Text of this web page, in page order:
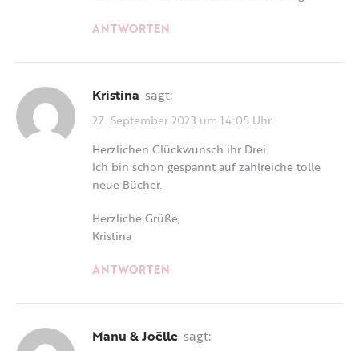
ANTWORTEN
Kristina sagt:
27. September 2023 um 14:05 Uhr
Herzlichen Glückwunsch ihr Drei.
Ich bin schon gespannt auf zahlreiche tolle
neue Bücher.
Herzliche Grüße,
Kristina
ANTWORTEN
Manu & Joëlle sagt: